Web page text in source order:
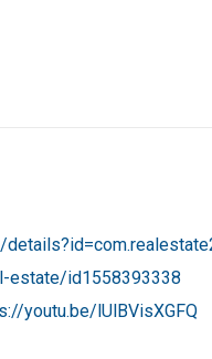
estate/id1558393338
youtu.be/lUlBVisXGFQ